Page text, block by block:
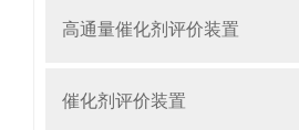
高通量催化剂评价装置
催化剂评价装置